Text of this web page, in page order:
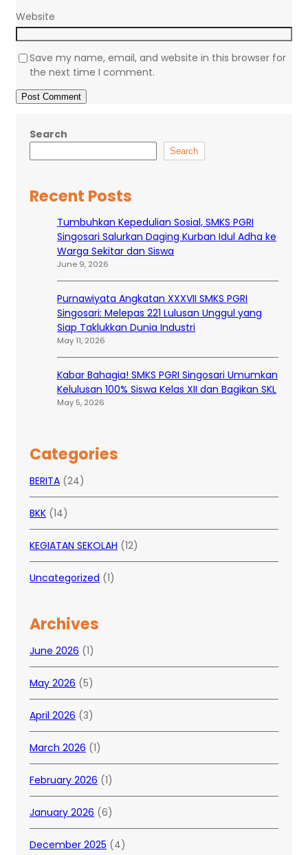
Website
Save my name, email, and website in this browser for
the next time I comment.
Search
Search
Recent Posts
Tumbuhkan Kepedulian Sosial, SMKS PGRI
Singosari Salurkan Daging Kurban Idul Adha ke
Warga Sekitar dan Siswa
June 9, 2026
Purnawiyata Angkatan XXXVII SMKS PGRI
Singosari: Melepas 221 Lulusan Unggul yang
Siap Taklukkan Dunia Industri
May 11, 2026
Kabar Bahagia! SMKS PGRI Singosari Umumkan
Kelulusan 100% Siswa Kelas XII dan Bagikan SKL
May 5, 2026
Categories
BERITA (24)
BKK (14)
KEGIATAN SEKOLAH (12)
Uncategorized (1)
Archives
June 2026 (1)
May 2026 (5)
April 2026 (3)
March 2026 (1)
February 2026 (1)
January 2026 (6)
December 2025 (4)